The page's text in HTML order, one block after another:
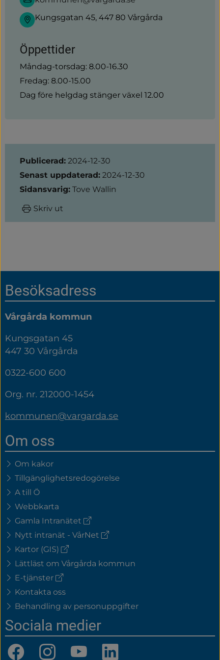
Kungsgatan 45, 447 80 Vårgårda
Öppettider
Måndag-torsdag: 8.00-16.30
Fredag: 8.00-15.00
Dag före helgdag stänger växel 12.00
Sidinformation
Publicerad: 2024-12-30
Senast uppdaterad: 2024-12-30
Sidansvarig: Tove Wallin
Skriv ut
Sidfot
Besöksadress
Vårgårda kommun
Kungsgatan 45
447 30 Vårgårda
0322-600 600
Org. nr. 212000-1454
kommunen@vargarda.se
Om oss
Om kakor
Tillgänglighetsredogörelse
A till Ö
Webbkarta
Gamla Intranätet (extern
Nytt intranät - VårNet (extern
Kartor (GIS) (extern
länk)
Lättläst om Vårgårda kommun
E-tjänster (extern
Kontakta oss
Behandling av personuppgifter
Sociala medier
FacebookInstagramYouTubeLinkedIn